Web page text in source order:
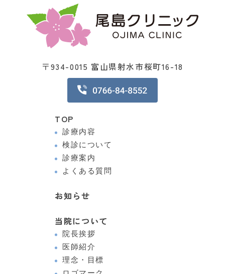
〒934-0015 富山県射水市桜町16-18
TOP
診療内容
検診について
診療案内
よくある質問
お知らせ
当院について
院長挨拶
医師紹介
理念・目標